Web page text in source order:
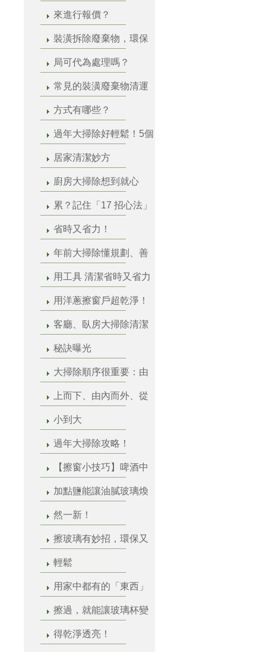
來進行報價？
裝潢拆除廢棄物，環保
局可代為處理嗎？
常見的裝潢廢棄物清運
方式有哪些？
過年大掃除好輕鬆！5個
居家清潔妙方
廚房大掃除想到就心
累？記住「17 招心法」
省時又省力！
年前大掃除懂規劃、善
用工具 清潔省時又省力
用洋蔥擦窗戶超乾淨！
客廳、臥房大掃除清潔
秘訣曝光
大掃除順序很重要：由
上而下、由內而外、從
小到大
過年大掃除攻略！
【擦窗小技巧】啤酒中
加點鹽能讓油膩玻璃煥
然一新！
擦玻璃有妙招，環保又
輕鬆
用家中都有的「東西」
擦過，就能讓玻璃杯變
得乾淨透亮！